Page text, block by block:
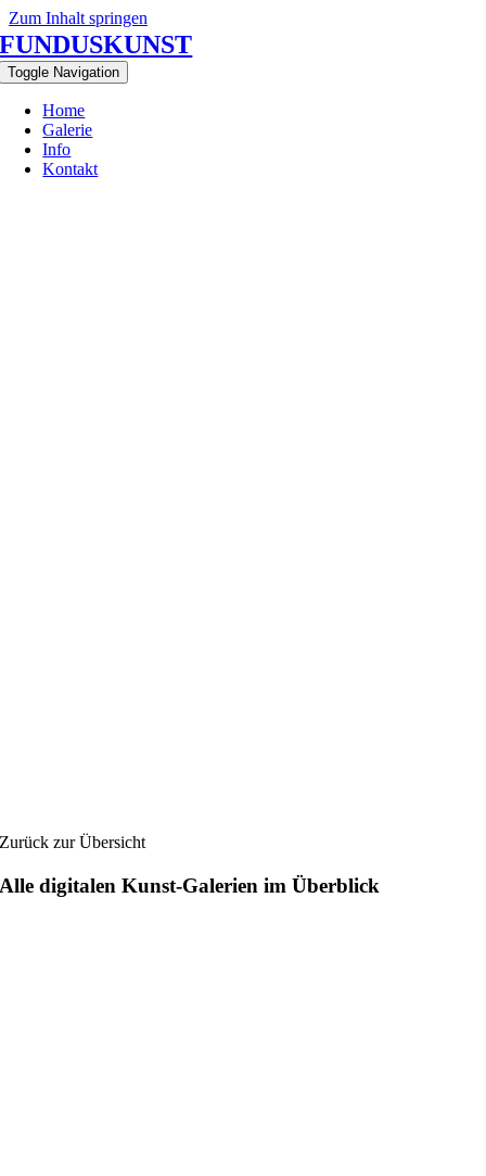
Zum Inhalt springen
FUNDUSKUNST
Toggle Navigation
Home
Galerie
Info
Kontakt
Zurück zur Übersicht
Alle digitalen Kunst-Galerien im Überblick